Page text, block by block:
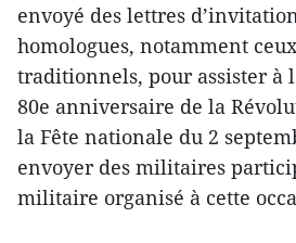
envoyé des lettres
homologues, notamment
traditionnels, pour assister à
80e anniversaire de la
la Fête nationale du 2
envoyer des militaires
militaire organisé à cette